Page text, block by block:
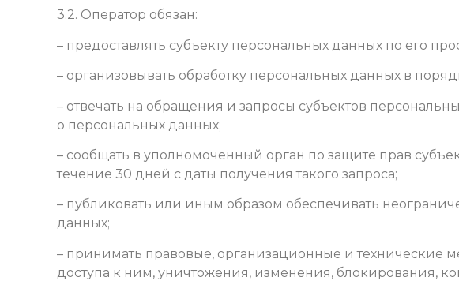
3.2. Оператор обязан:
– предоставлять субъекту персональных данных по его
– организовывать обработку персональных данных в
– отвечать на обращения и запросы субъектов
о персональных данных;
– сообщать в уполномоченный орган по защите прав
течение 30 дней с даты получения такого запроса;
– публиковать или иным образом обеспечивать
данных;
– принимать правовые, организационные и технические
доступа к ним, уничтожения, изменения, блокирования,